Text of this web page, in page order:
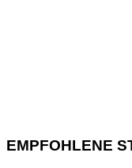
EMPFOHLENE